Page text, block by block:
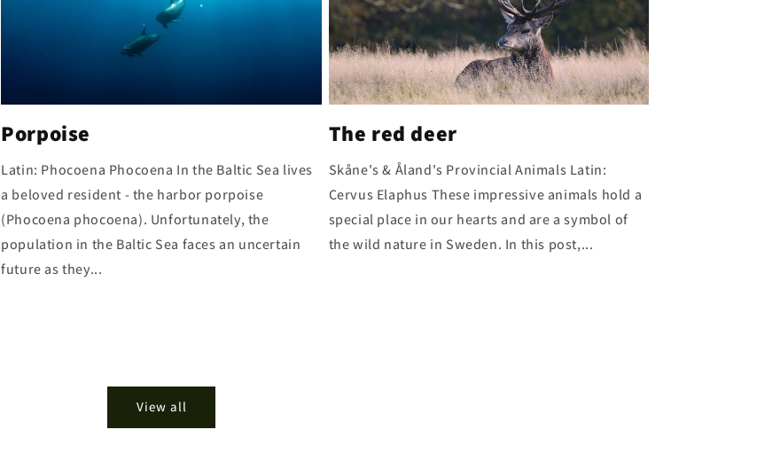
Porpoise
Latin: Phocoena Phocoena In the Baltic Sea lives
a beloved resident - the harbor porpoise
(Phocoena phocoena). Unfortunately, the
population in the Baltic Sea faces an uncertain
future as they...
The red deer
Skåne's & Åland's Provincial Animals Latin:
Cervus Elaphus These impressive animals hold a
special place in our hearts and are a symbol of
the wild nature in Sweden. In this post,...
View all